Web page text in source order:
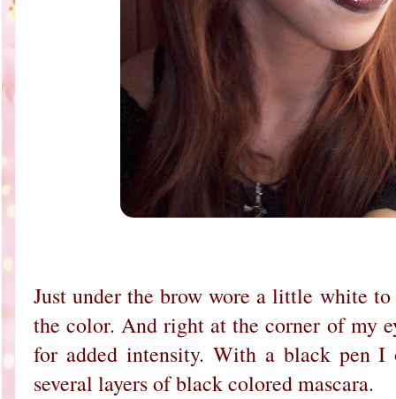
Just under the brow wore a little white
the color. And right at the corner of my
for added intensity. With a black pen
several layers of black colored mascara.